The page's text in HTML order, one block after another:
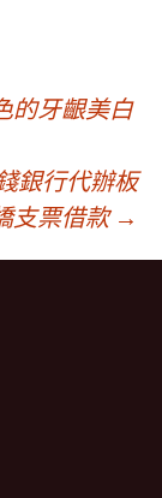
的牙齦美白
銀行代辦板
支票借款 →